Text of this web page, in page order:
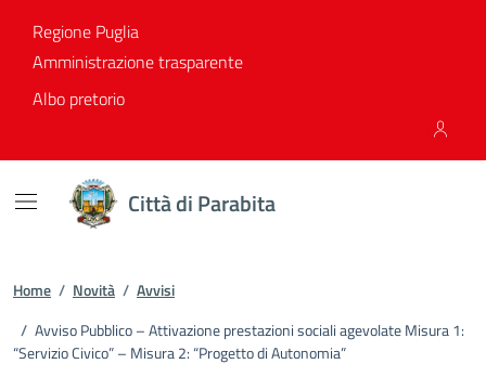
Regione Puglia
Amministrazione trasparente
Albo pretorio
Città di Parabita
Home / Novità / Avvisi
/ Avviso Pubblico – Attivazione prestazioni sociali agevolate Misura 1:
“Servizio Civico” – Misura 2: “Progetto di Autonomia”